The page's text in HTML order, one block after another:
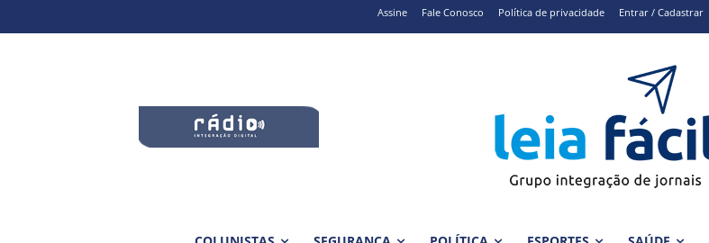
Assine Fale Conosco Política de privacidade Entrar / Cadastrar